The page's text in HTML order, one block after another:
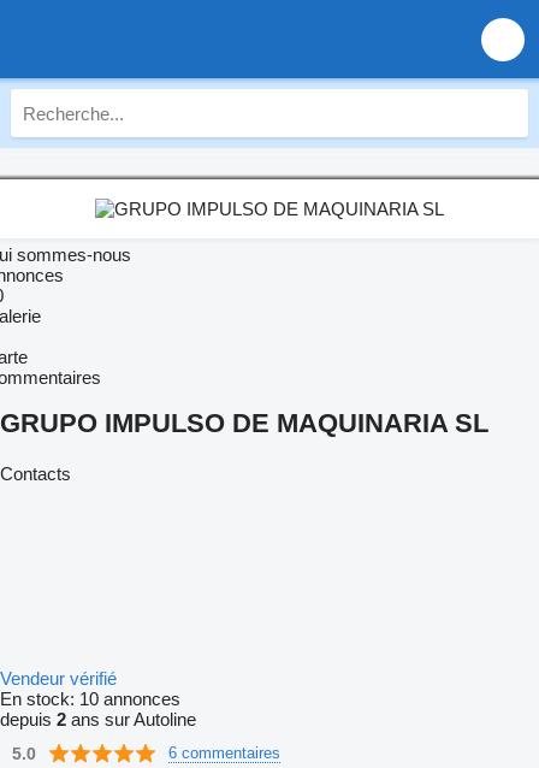
sommes-nous
GRUPO IMPULSO DE MAQUINARIA SL
Contacts
Vendeur vérifié
En stock: 10 annonces
depuis 2 ans sur Autoline
5.0 6 commentaires